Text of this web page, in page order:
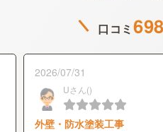
口コミ
2026/07/31
Uさん()
外壁・防水塗装工事